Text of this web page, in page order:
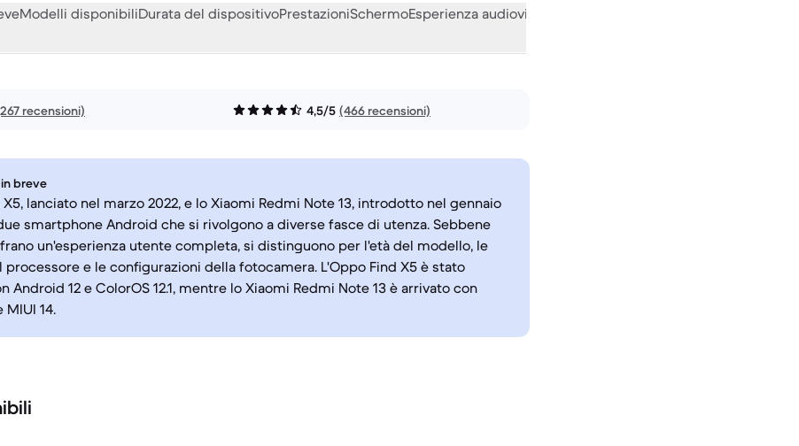
Modelli disponibiliDurata del dispositivoPrestazioniSchermoEsperienza audiovisiva
recensioni) 4,5/5 (466 recensioni)
breve
X5, lanciato nel marzo 2022, e lo Xiaomi Redmi Note 13, introdotto nel gennaio
smartphone Android che si rivolgono a diverse fasce di utenza. Sebbene
un'esperienza utente completa, si distinguono per l'età del modello, le
processore e le configurazioni della fotocamera. L'Oppo Find X5 è stato
Android 12 e ColorOS 12.1, mentre lo Xiaomi Redmi Note 13 è arrivato con
MIUI 14.